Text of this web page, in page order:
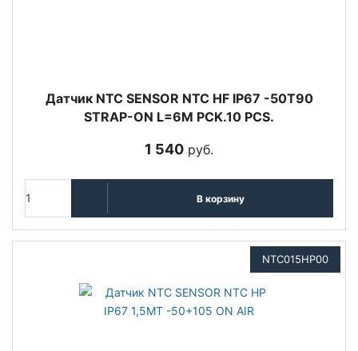
Датчик NTC SENSOR NTC HF IP67 -50T90
STRAP-ON L=6M PCK.10 PCS.
1 540 руб.
В корзину
NTC015HP00